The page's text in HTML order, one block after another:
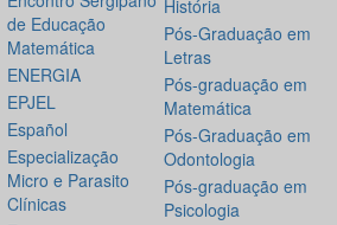
de Educação
Matemática
ENERGIA
EPJEL
Español
Especialização
Micro e Parasito
Clínicas
História
Pós-Graduação em
Letras
Pós-graduação em
Matemática
Pós-Graduação em
Odontologia
Pós-graduação em
Psicologia